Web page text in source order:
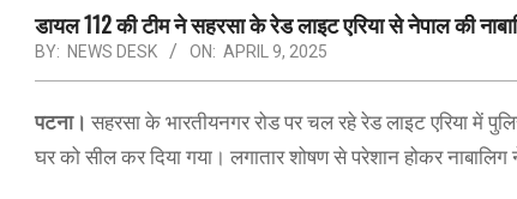
डायल 112 की टीम ने सहरसा के रेड लाइट एरिया से नेपाल की
BY: NEWS DESK ON: APRIL 9, 2025
पटना। सहरसा के भारतीयनगर रोड पर चल रहे रेड लाइट एरिया में
घर को सील कर दिया गया। लगातार शोषण से परेशान होकर